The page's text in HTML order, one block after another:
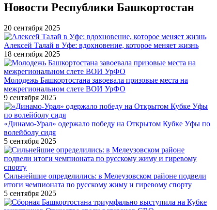
Новости Республики Башкортостан
20 сентября 2025
Алексей Талай в Уфе: вдохновение, которое меняет жизнь
18 сентября 2025
Молодежь Башкортостана завоевала призовые места на
межрегиональном слете ВОИ УрФО
9 сентября 2025
«Динамо-Урал» одержало победу на Открытом Кубке Уфы по
волейболу сидя
5 сентября 2025
Сильнейшие определились: в Мелеузовском районе подвели
итоги чемпионата по русскому жиму и гиревому спорту
5 сентября 2025